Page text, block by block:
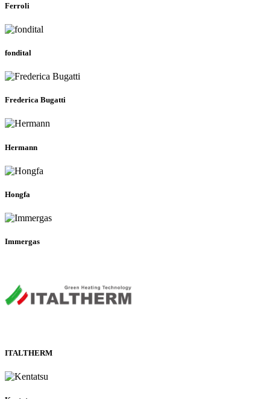
Ferroli
fondital
Frederica Bugatti
Hermann
Hongfa
Immergas
ITALTHERM